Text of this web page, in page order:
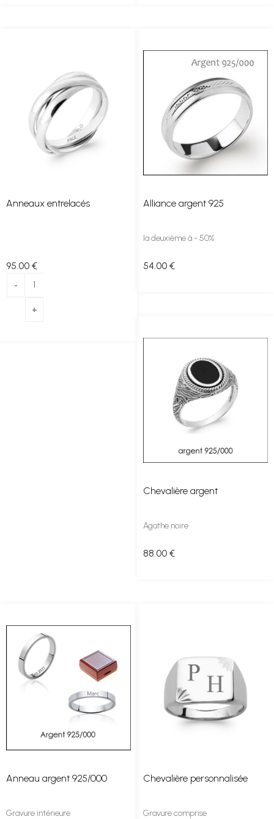
Anneaux entrelacés
95 .00 €
Alliance argent 925
la deuxième à - 50%
54 .00 €
Chevalière argent
Agathe noire
88 .00 €
Anneau argent 925/000
Gravure intérieure
Chevalière personnalisée
Gravure comprise